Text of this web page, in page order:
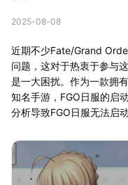
2025-08-08
近期不少Fate/Grand
问题，这对于热衷于参与
是一大困扰。作为一款拥
知名手游，FGO日服的启
分析导致FGO日服无法启